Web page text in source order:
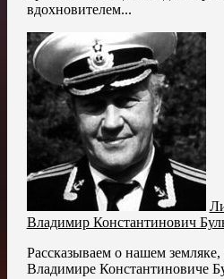
вдохновителем...
Владимир Константинович
Рассказываем о нашем
Владимире Константиновиче